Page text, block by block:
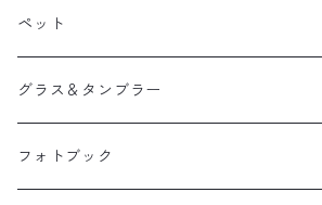
引き出物
両親贈呈品
ペット
へそ天商会
グラス＆タンブラー
フォトブック